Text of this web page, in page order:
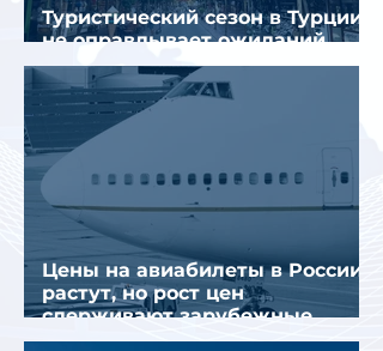
Туристический сезон в Турции
не оправдывает ожиданий
отрасли
Цены на авиабилеты в России
растут, но рост цен
сдерживают зарубежные
конкуренты